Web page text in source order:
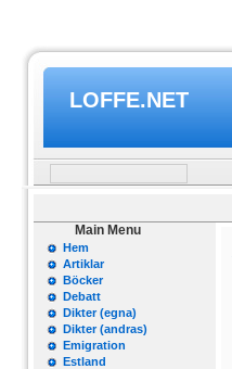
LOFFE.NET
Main Menu
Hem
Artiklar
Böcker
Debatt
Dikter (egna)
Dikter (andras)
Emigration
Estland